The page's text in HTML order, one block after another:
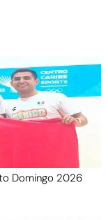
Domingo 2026